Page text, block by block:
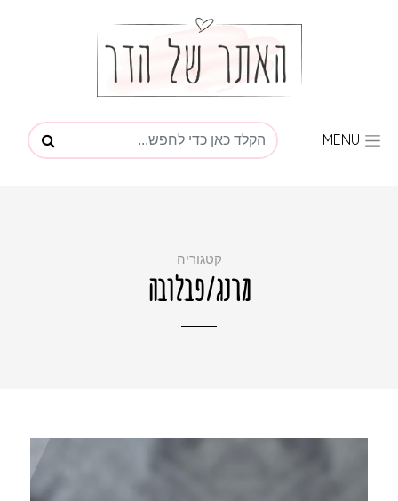
MENU
קטגוריה
מרנג/פבלובה